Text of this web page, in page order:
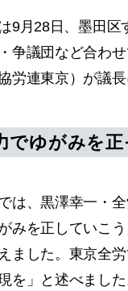
9月28日、墨田区
争議団など合わ
労連東京）が議
でゆがみを
は、黒澤幸一・
みを正していこ
ました。東京全
を」と述べました